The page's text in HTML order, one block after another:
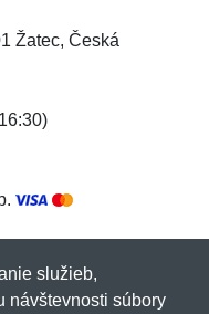
Žatec, Česká
služieb,
návštevnosti súbory